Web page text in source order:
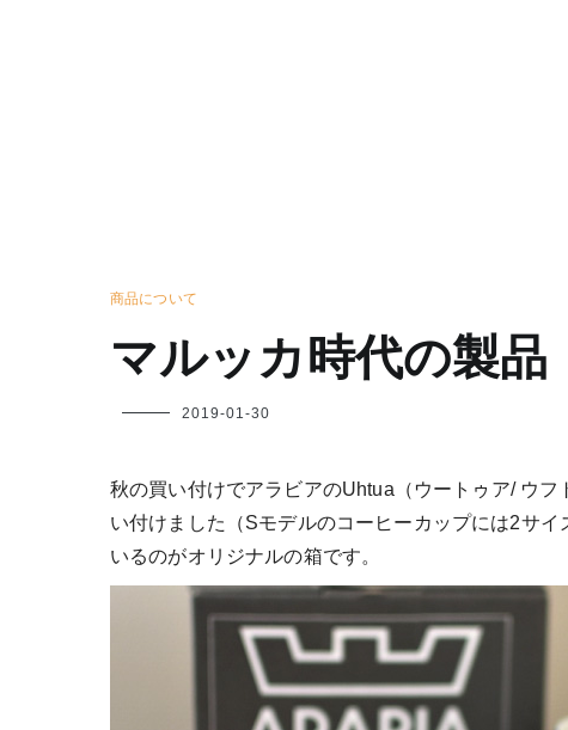
商品について
マルッカ時代の製品
フ
2019-01-30
秋の買い付けでアラビアのUhtua（ウートゥア/ ウ
い付けました（Sモデルのコーヒーカップには2サ
いるのがオリジナルの箱です。